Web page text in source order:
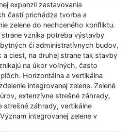
expanzii zastavovania
častí prichádza tvorba a
zelene do nechceného konfliktu.
strane vznika potreba výstavby
či administratívnych budov,
a ciest, na druhej strane tak stavby
na úkor voľných, často
Horizontálna a vertikálna
integrovanej zelene. Zelené
extenzívne strešné záhrady,
strešné záhrady, vertikálne
integrovanej zelene v